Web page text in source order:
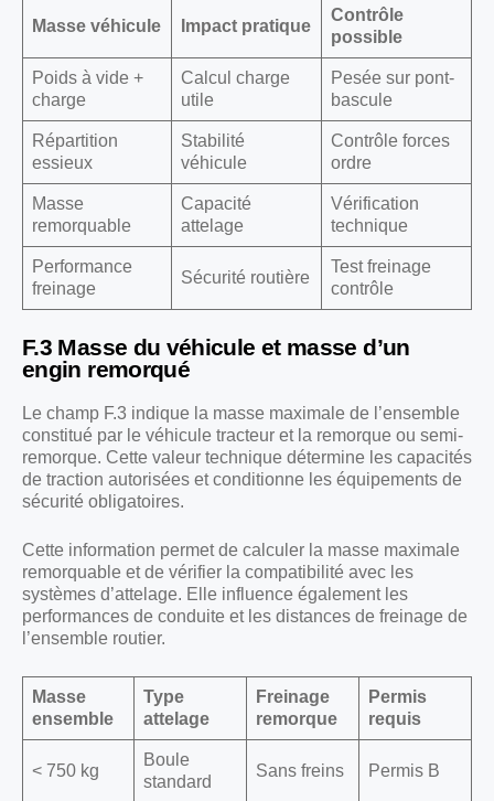
Masse véhicule Impact pratique
Contrôle
possible
Poids à vide +
charge
Calcul charge
utile
Pesée sur pont-
bascule
Répartition
essieux
Stabilité
véhicule
Contrôle forces
ordre
Masse
remorquable
Capacité
attelage
Vérification
technique
Performance
freinage
Sécurité routière
Test freinage
contrôle
F.3 Masse du véhicule et masse d’un
engin remorqué
Le champ F.3 indique la masse maximale de l’ensemble
constitué par le véhicule tracteur et la remorque ou semi-
remorque. Cette valeur technique détermine les capacités
de traction autorisées et conditionne les équipements de
sécurité obligatoires.
Cette information permet de calculer la masse maximale
remorquable et de vérifier la compatibilité avec les
systèmes d’attelage. Elle influence également les
performances de conduite et les distances de freinage de
l’ensemble routier.
Masse
ensemble
Type
attelage
Freinage
remorque
Permis
requis
< 750 kg
Boule
standard
Sans freins Permis B